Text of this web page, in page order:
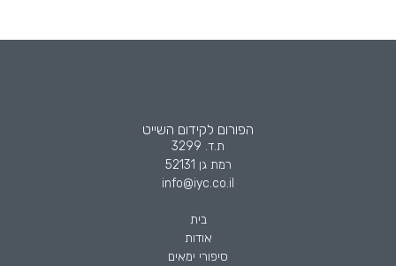
הפורום לקידום השייט
ת.ד. 3299
רמת גן 52131
info@iyc.co.il
בית
אודות
סיפורי ימאים